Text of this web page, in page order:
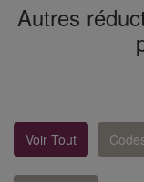
Autres
Voir Tout